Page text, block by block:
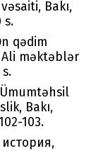
Bakı,
s.
qədim
Ali məktəblər
Bakı,
103.